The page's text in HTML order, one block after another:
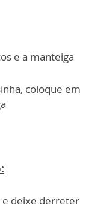
e a manteiga
coloque em
e deixe derreter